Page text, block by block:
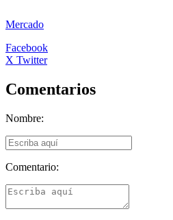
Mercado
Facebook
X Twitter
Comentarios
Nombre:
Comentario: